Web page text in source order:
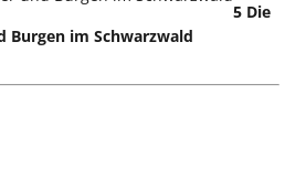
5 Die
Burgen im Schwarzwald